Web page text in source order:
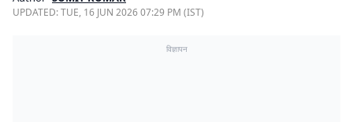
UPDATED:TUE, 16 JUN 2026 07:29 PM (IST)
विज्ञापन